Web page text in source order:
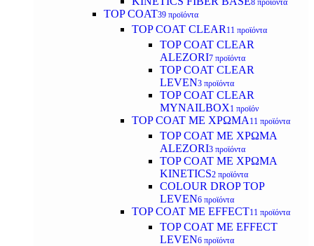
8 προϊόντα
TOP COAT39 προϊόντα
TOP COAT CLEAR 11 προϊόντα
TOP COAT CLEAR
ALEZORI7 προϊόντα
TOP COAT CLEAR
LEVEN3 προϊόντα
TOP COAT CLEAR
MYNAILBOX1 προϊόν
TOP COAT ΜΕ ΧΡΩΜΑ 11 προϊόντα
TOP COAT ΜΕ ΧΡΩΜΑ
ALEZORI3 προϊόντα
TOP COAT ΜΕ ΧΡΩΜΑ
KINETICS2 προϊόντα
COLOUR DROP TOP
LEVEN6 προϊόντα
TOP COAT ΜΕ EFFECT11 προϊόντα
TOP COAT ME EFFECT
LEVEN6 προϊόντα